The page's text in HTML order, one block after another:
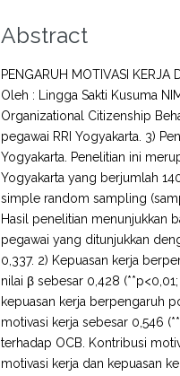
Abstract
PENGARUH MOTIVASI KERJA
Oleh : Lingga Sakti Kusuma
Organizational Citizenship
pegawai RRI Yogyakarta. 3)
Yogyakarta. Penelitian ini
Yogyakarta yang berjumlah
simple random sampling
Hasil penelitian menunjukkan
pegawai yang ditunjukkan
0,337. 2) Kepuasan kerja
nilai β sebesar 0,428
kepuasan kerja berpengaruh
motivasi kerja sebesar 0,546
terhadap OCB. Kontribusi
motivasi kerja dan kepuasan